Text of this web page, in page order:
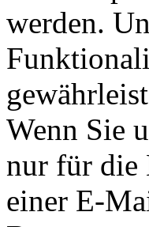
werden.
Wenn Sie
nur für die
einer E-